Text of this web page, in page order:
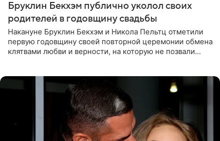
Бруклин Бекхэм публично уколол своих
родителей в годовщину свадьбы
Накануне Бруклин Бекхэм и Никола Пельтц отметили
первую годовщину своей повторной церемонии обмена
клятвами любви и верности, на которую не позвали